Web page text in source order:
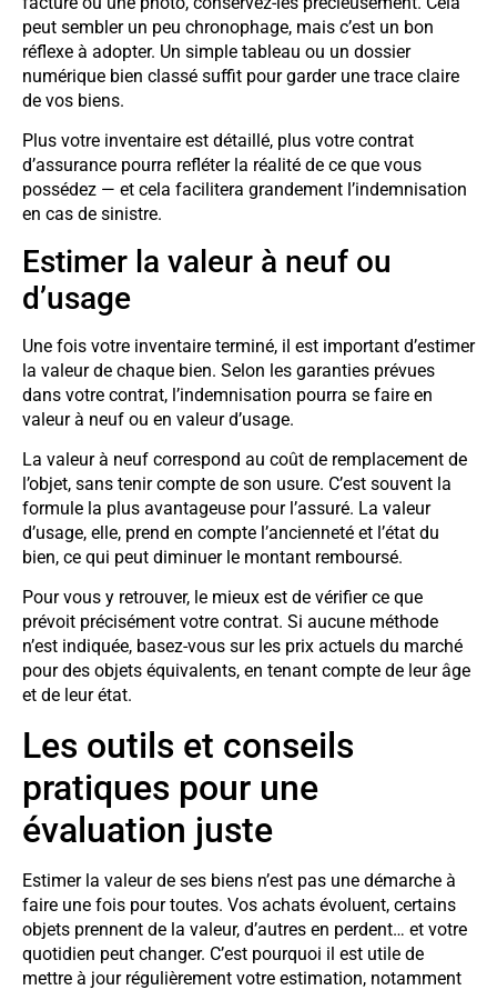
peut sembler un peu chronophage, mais c’est un bon
réflexe à adopter. Un simple tableau ou un dossier
numérique bien classé suffit pour garder une trace claire
de vos biens.
Plus votre inventaire est détaillé, plus votre contrat
d’assurance pourra refléter la réalité de ce que vous
possédez — et cela facilitera grandement l’indemnisation
en cas de sinistre.
Estimer la valeur à neuf ou
d’usage
Une fois votre inventaire terminé, il est important d’estimer
la valeur de chaque bien. Selon les garanties prévues
dans votre contrat, l’indemnisation pourra se faire en
valeur à neuf ou en valeur d’usage.
La valeur à neuf correspond au coût de remplacement de
l’objet, sans tenir compte de son usure. C’est souvent la
formule la plus avantageuse pour l’assuré. La valeur
d’usage, elle, prend en compte l’ancienneté et l’état du
bien, ce qui peut diminuer le montant remboursé.
Pour vous y retrouver, le mieux est de vérifier ce que
prévoit précisément votre contrat. Si aucune méthode
n’est indiquée, basez-vous sur les prix actuels du marché
pour des objets équivalents, en tenant compte de leur âge
et de leur état.
Les outils et conseils
pratiques pour une
évaluation juste
Estimer la valeur de ses biens n’est pas une démarche à
faire une fois pour toutes. Vos achats évoluent, certains
objets prennent de la valeur, d’autres en perdent… et votre
quotidien peut changer. C’est pourquoi il est utile de
mettre à jour régulièrement votre estimation, notamment